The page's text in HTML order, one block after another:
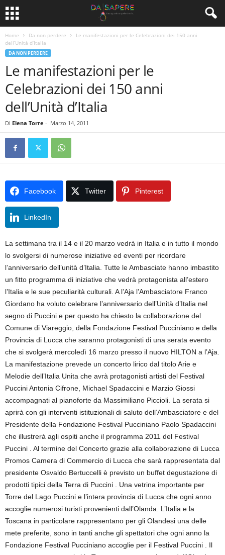
Home Da non perdere
Le manifestazioni per le Celebrazioni dei 150 anni
dell’Unità d’Italia
DA NON PERDERE
Le manifestazioni per le
Celebrazioni dei 150 anni
dell’Unità d’Italia
Di Elena Torre - Marzo 14, 2011
Facebook Twitter Pinterest
LinkedIn
La settimana tra il 14 e il 20 marzo vedrà in Italia e in tutto il mondo
lo svolgersi di numerose iniziative ed eventi per ricordare
l’anniversario dell’unità d’Italia. Tutte le Ambasciate hanno imbastito
un fitto programma di iniziative che vedrà protagonista all’estero
l’Italia e le sue peculiarità culturali. A l’Aja l’Ambasciatore Franco
Giordano ha voluto celebrare l’anniversario dell’Unità d’Italia nel
segno di Puccini e per questo ha chiesto la collaborazione del
Comune di Viareggio, della Fondazione Festival Pucciniano e della
Provincia di Lucca che saranno protagonisti di una serata evento
che si svolgerà mercoledì 16 marzo presso il nuovo HILTON a l’Aja.
La manifestazione prevede un concerto lirico dal titolo Arie e
Melodie dell’Italia Unita che avrà protagonisti artisti del Festival
Puccini Antonia Cifrone, Michael Spadaccini e Marzio Giossi
accompagnati al pianoforte da Massimiliano Piccioli. La serata si
aprirà con gli interventi istituzionali di saluto dell’Ambasciatore e del
Presidente della Fondazione Festival Pucciniano Paolo Spadaccini
che illustrerà agli ospiti anche il programma 2011 del Festival
Puccini . Al termine del Concerto grazie alla collaborazione di Lucca
Promos Camera di Commercio di Lucca che sarà rappresentata dal
presidente Osvaldo Bertuccelli è previsto un buffet degustazione di
prodotti tipici della Terra di Puccini . Una vetrina importante per
Torre del Lago Puccini e l’intera provincia di Lucca che ogni anno
accoglie numerosi turisti provenienti dall’Olanda. L’Italia e la
Toscana in particolare rappresentano per gli Olandesi una delle
mete preferite, sono in tanti anche gli spettatori che ogni anno la
Fondazione Festival Pucciniano accoglie per il Festival Puccini . Il